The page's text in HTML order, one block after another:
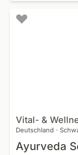
Vital- &
Deutschland ·
Ayurveda